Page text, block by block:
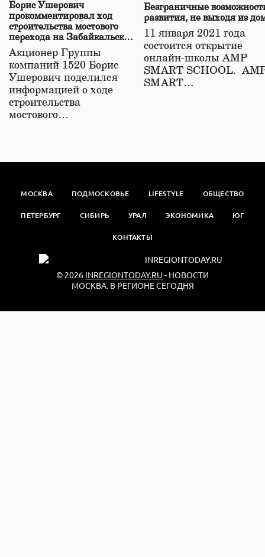
Борис Ушерович
прокомментировал ход
строительства мостового
перехода на Забайкальской
железной дороге
Акционер Группы
компаний 1520 Борис
Ушерович поделился
информацией о ходе
строительства
мостового…
Безграничные
развития, не выходя из
11 января 2021 года
состоится открытие
онлайн-школы АМР
SMART SCHOOL.
SMART…
МОСКВА ПОДМОСКОВЬЕ LIFESTYLE ОБЩЕСТВО
ПЕТЕРБУРГ СИБИРЬ УРАЛ ЭКОНОМИКА ЮГ
КОНТАКТЫ
© 2026 INREGIONTODAY.RU - НОВОСТИ
МОСКВА. В РЕГИОНЕ СЕГОДНЯ